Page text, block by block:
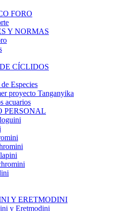
FORO
Y NORMAS
CÍCLIDOS
Especies
proyecto Tanganyika
acuarios
PERSONAL
Y ERETMODINI
y Eretmodini